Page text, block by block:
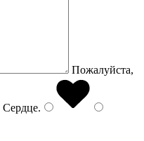
Пожалуйста,
Сердце.